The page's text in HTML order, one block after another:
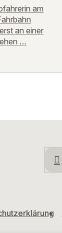
am
an einer
…